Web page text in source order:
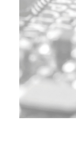
空间分辨率
(IFOV)
最小成像距
离